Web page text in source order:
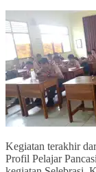
Kegiatan terakhir
Profil Pelajar